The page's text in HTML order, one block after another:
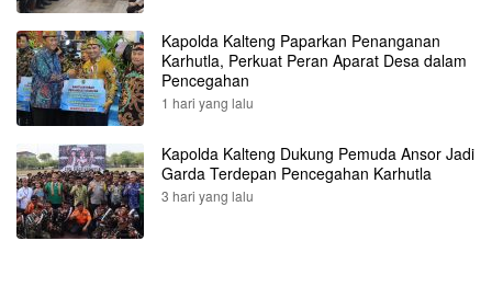
Kapolda Kalteng Paparkan Penanganan
Karhutla, Perkuat Peran Aparat Desa dalam
Pencegahan
1 hari yang lalu
Kapolda Kalteng Dukung Pemuda Ansor Jadi
Garda Terdepan Pencegahan Karhutla
3 hari yang lalu